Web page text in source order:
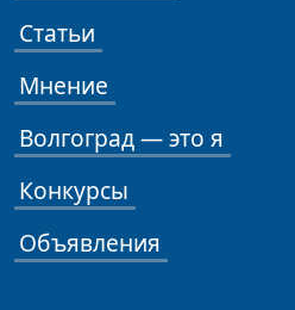
Статьи
Мнение
Волгоград — это я
Конкурсы
Объявления